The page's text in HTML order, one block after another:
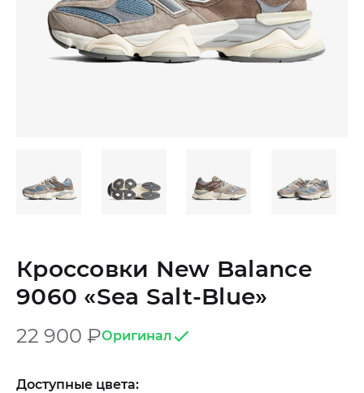
Кроссовки New Balance
9060 «Sea Salt-Blue»
22 900 ₽Оригинал
Доступные цвета: